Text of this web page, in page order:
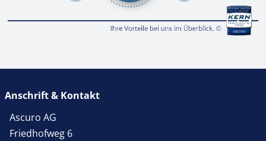
Anschrift & Kontakt
Ascuro AG
Friedhofweg 6